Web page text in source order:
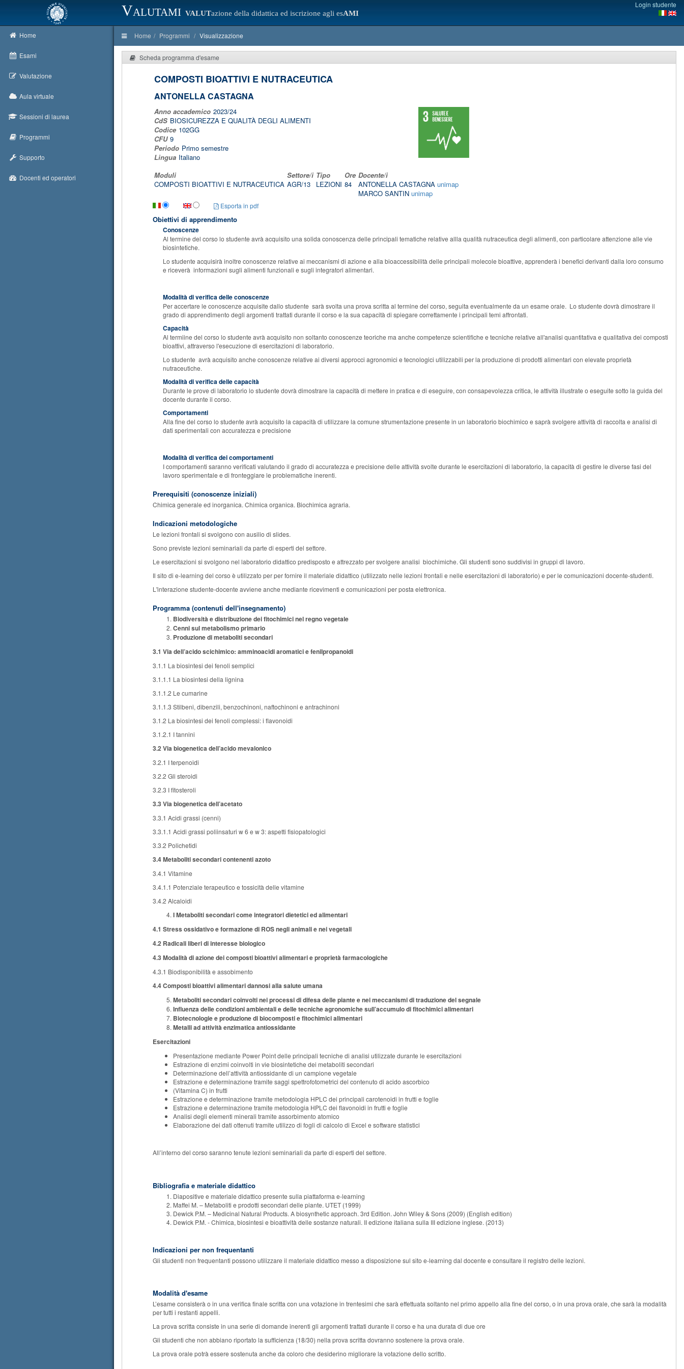
Valutami VALUTazione della didattica ed iscrizione agli esAMI
Login studente
Home
Esami
Valutazione
Aula virtuale
Sessioni di laurea
Programmi
Supporto
Docenti ed operatori
Home Programmi Visualizzazione
Scheda programma d'esame
COMPOSTI BIOATTIVI E NUTRACEUTICA
ANTONELLA CASTAGNA
Anno accademico 2023/24
CdS BIOSICUREZZA E QUALITÀ DEGLI ALIMENTI
Codice 102GG
CFU 9
Periodo Primo semestre
Lingua Italiano
Moduli
Settore/i Tipo Ore Docente/i
COMPOSTI BIOATTIVI E NUTRACEUTICA AGR/13 LEZIONI 84 ANTONELLA CASTAGNA unimap
MARCO SANTIN unimap
Esporta in pdf
Obiettivi di apprendimento
Conoscenze
Al termine del corso lo studente avrà acquisito una solida conoscenza delle principali tematiche relative allla qualità nutraceutica degli alimenti, con particolare attenzione alle vie
biosintetiche.
Lo studente acquisirà inoltre conoscenze relative ai meccanismi di azione e alla bioaccessibilità delle principali molecole bioattive, apprenderà i benefici derivanti dalla loro consumo
e riceverà informazioni sugli alimenti funzionali e sugli integratori alimentari.
Modalità di verifica delle conoscenze
Per accertare le conoscenze acquisite dallo studente sarà svolta una prova scritta al termine del corso, seguita eventualmente da un esame orale. Lo studente dovrà dimostrare il
grado di apprendimento degli argomenti trattati durante il corso e la sua capacità di spiegare correttamente i principali temi affrontati.
Capacità
Al termiine del corso lo studente avrà acquisito non soltanto conoscenze teoriche ma anche competenze scientifiche e tecniche relative all'analisi quantitativa e qualitativa dei composti
bioattivi, attraverso l'esecuzione di esercitazioni di laboratorio.
Lo studente avrà acquisito anche conoscenze relative ai diversi approcci agronomici e tecnologici utilizzabili perla produzione di prodotti alimentari con elevate proprietà
nutraceutiche.
Modalità di verifica delle capacità
Durante le prove di laboratorio lo studente dovrà dimostrare la capacità di mettere in pratica e di eseguire, con consapevolezza critica, le attività illustrate o eseguite sotto la guida del
docente durante il corso.
Comportamenti
Alla fine del corso lo studente avrà acquisito la capacità di utilizzare la comune strumentazione presente in un laboratorio biochimico e saprà svolgere attività di raccolta e analisi di
dati sperimentali con accuratezza e precisione
Modalità di verifica dei comportamenti
I comportamenti saranno verificati valutando il grado di accuratezza e precisione delle attività svolte durante le esercitazioni di laboratorio, la capacità di gestire le diverse fasi del
lavoro sperimentale e di fronteggiare le problematiche inerenti.
Prerequisiti (conoscenze iniziali)
Chimica generale ed inorganica. Chimica organica. Biochimica agraria.
Indicazioni metodologiche
Le lezioni frontali si svolgono con ausilio di slides.
Sono previste lezioni seminariali da parte di esperti del settore.
Le esercitazioni si svolgono nel laboratorio didattico predisposto e attrezzato per svolgere analisi biochimiche. Gli studenti sono suddivisi in gruppi di lavoro.
Il sito di e-learning del corso è utilizzato per per fornire il materiale didattico (utilizzato nelle lezioni frontali e nelle esercitazioni di laboratorio) e per le comunicazioni docente-studenti.
L'interazione studente-docente avviene anche mediante ricevimenti e comunicazioni per posta elettronica.
Programma (contenuti dell'insegnamento)
Biodiversità e distribuzione dei fitochimici nel regno vegetale
Cenni sul metabolismo primario
Produzione di metaboliti secondari
3.1 Via dell’acido scichimico: amminoacidi aromatici e fenilpropanoidi
3.1.1 La biosintesi dei fenoli semplici
3.1.1.1 La biosintesi della lignina
3.1.1.2 Le cumarine
3.1.1.3 Stilbeni, dibenzili, benzochinoni, naftochinoni e antrachinoni
3.1.2 La biosintesi dei fenoli complessi: i flavonoidi
3.1.2.1 I tannini
3.2 Via biogenetica dell’acido mevalonico
3.2.1 I terpenoidi
3.2.2 Gli steroidi
3.2.3 I fitosteroli
3.3 Via biogenetica dell’acetato
3.3.1 Acidi grassi (cenni)
3.3.1.1 Acidi grassi poliinsaturi w 6 e w 3: aspetti fisiopatologici
3.3.2 Polichetidi
3.4 Metaboliti secondari contenenti azoto
3.4.1 Vitamine
3.4.1.1 Potenziale terapeutico e tossicità delle vitamine
3.4.2 Alcaloidi
I Metaboliti secondari come integratori dietetici ed alimentari
4.1 Stress ossidativo e formazione di ROS negli animali e nei vegetali
4.2 Radicali liberi di interesse biologico
4.3 Modalità di azione dei composti bioattivi alimentari e proprietà farmacologiche
4.3.1 Biodisponibilità e assobimento
4.4 Composti bioattivi alimentari dannosi alla salute umana
Metaboliti secondari coinvolti nei processi di difesa delle piante e nei meccanismi di traduzione del segnale
Influenza delle condizioni ambientali e delle tecniche agronomiche sull’accumulo di fitochimici alimentari
Biotecnologie e produzione di biocomposti e fitochimici alimentari
Metalli ad attività enzimatica antiossidante
Esercitazioni
Presentazione mediante Power Point delle principali tecniche di analisi utilizzate durante le esercitazioni
Estrazione di enzimi coinvolti in vie biosintetiche dei metaboliti secondari
Determinazione dell’attività antiossidante di un campione vegetale
Estrazione e determinazione tramite saggi spettrofotometrici del contenuto di acido ascorbico
(Vitamina C) in frutti
Estrazione e determinazione tramite metodologia HPLC dei principali carotenoidi in frutti e foglie
Estrazione e determinazione tramite metodologia HPLC dei flavonoidi in frutti e foglie
Analisi degli elementi minerali tramite assorbimento atomico
Elaborazione dei dati ottenuti tramite utilizzo di fogli di calcolo di Excel e software statistici
All’interno del corso saranno tenute lezioni seminariali da parte di esperti del settore.
Bibliografia e materiale didattico
Diapositive e materiale didattico presente sulla piattaforma e-learning
Maffei M. – Metaboliti e prodotti secondari delle piante. UTET (1999)
Dewick P.M. – Medicinal Natural Products. A biosynthetic approach. 3rd Edition. John Wiley & Sons (2009) (English edition)
Dewick P.M. - Chimica, biosintesi e bioattività delle sostanze naturali. II edizione italiana sulla III edizione inglese. (2013)
Indicazioni per non frequentanti
Gli studenti non frequentanti possono utilizzare il materiale didattico messo a disposizione sul sito e-learning dal docente e consultare il registro delle lezioni.
Modalità d'esame
L’esame consisterà o in una verifica finale scritta con una votazione in trentesimi che sarà effettuata soltanto nel primo appello alla fine del corso, o in una prova orale, che sarà la modalità
per tutti i restanti appelli.
La prova scritta consiste in una serie di domande inerenti gli argomenti trattati durante il corso e ha una durata di due ore
Gli studenti che non abbiano riportato la sufficienza (18/30) nella prova scritta dovranno sostenere la prova orale.
La prova orale potrà essere sostenuta anche da coloro che desiderino migliorare la votazione dello scritto.